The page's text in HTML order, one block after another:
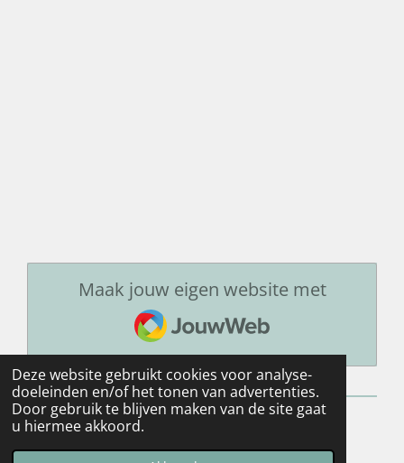
Deze website gebruikt cookies voor analyse-
doeleinden en/of het tonen van advertenties.
Door gebruik te blijven maken van de site gaat
u hiermee akkoord.
Maak jouw eigen website met
JouwWeb
© 2021 - 2026 Eric Vdwgd.